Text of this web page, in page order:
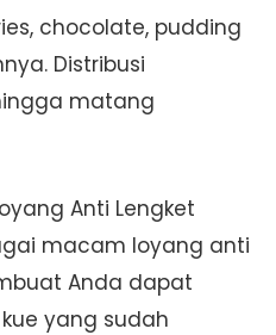
chocolate, pudding
Distribusi
matang
Anti Lengket
macam loyang anti
Anda dapat
yang sudah